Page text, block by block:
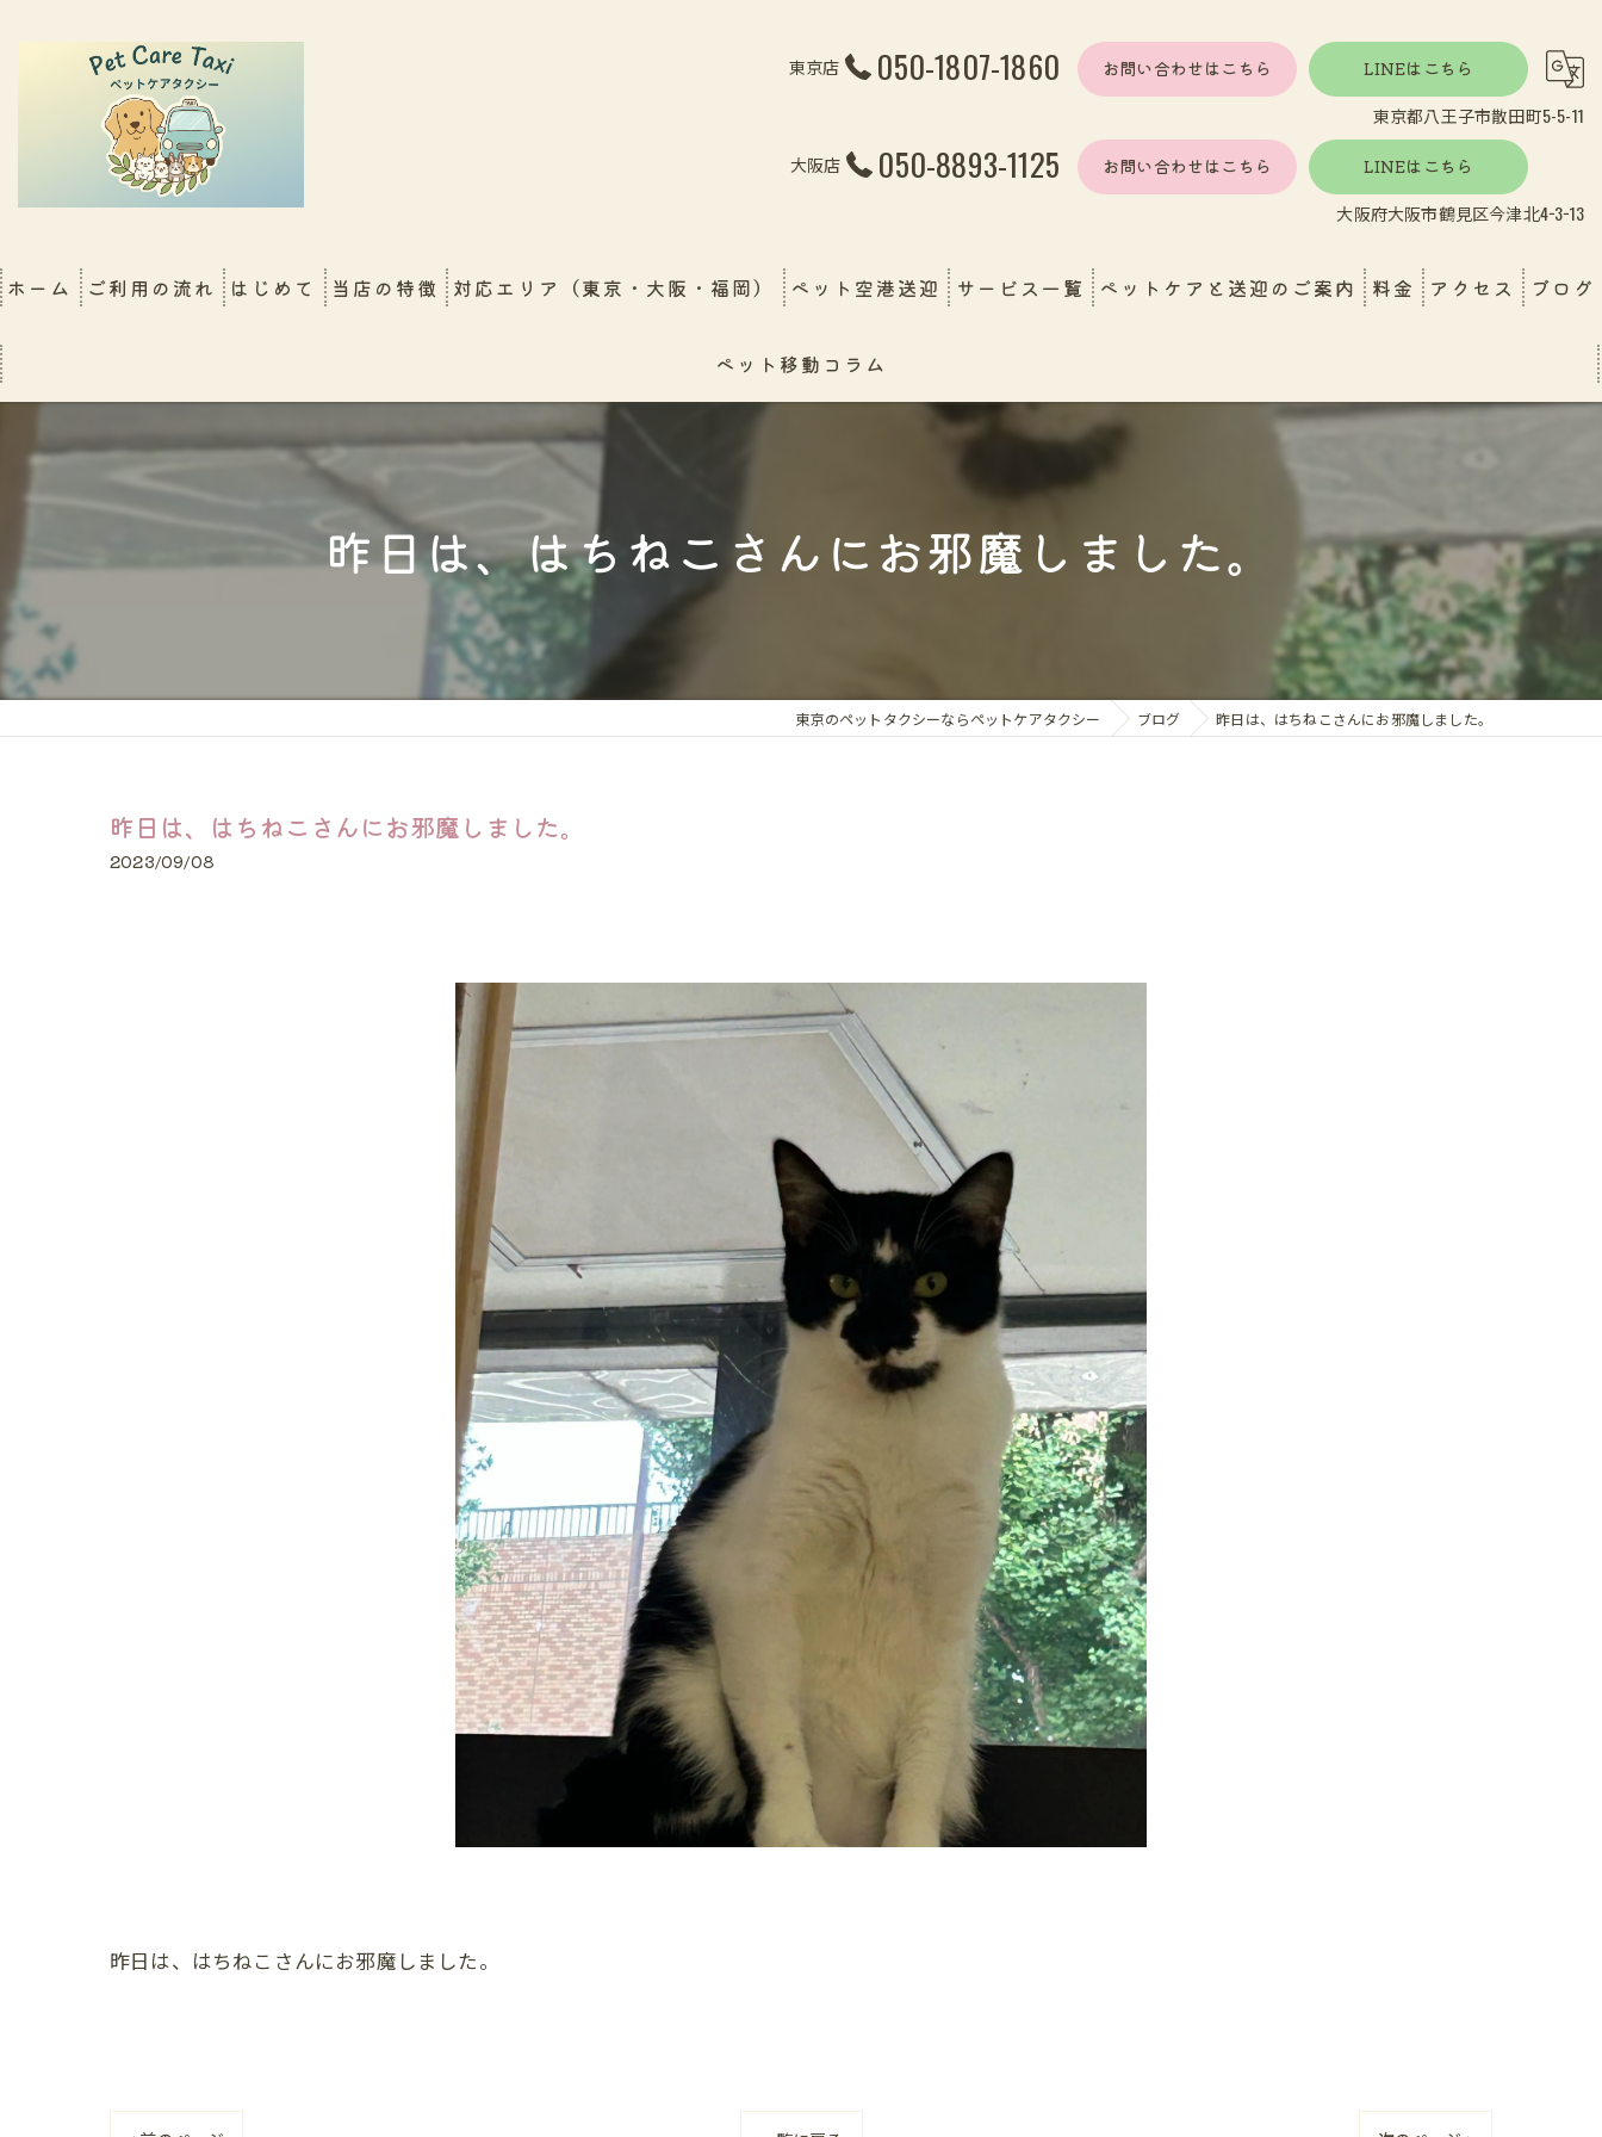
東京店 050-1807-1860 お問い合わせはこちら LINEはこちら
東京都八王子市散田町5-5-11
大阪店
050-8893-1125 お問い合わせはこちら LINEはこちら
大阪府大阪市鶴見区今津北4−3−13
ホーム ご利用の流れ はじめて 当店の特徴
シッター同行移動（新幹線・飛行機・フェリー）
犬
猫
対応エリア（東京・大阪・福岡） ペット空港送迎 サービス一覧
ペット輸送
幼稚園＆保育園送迎
ペット同伴カフェ送迎
動物病院同行サポート
ペットケアと送迎のご案内
ペットホテル・ペットケア
料金 アクセス ブログ
ペット移動コラム
昨日は、はちねこさんにお邪魔しました。
東京のペットタクシーならペットケアタクシー ブログ 昨日は、はちねこさんにお邪魔しました。
昨日は、はちねこさんにお邪魔しました。
2023/09/08
昨日は、はちねこさんにお邪魔しました。